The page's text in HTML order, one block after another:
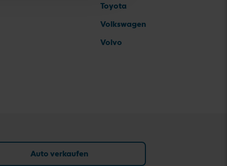
Toyota
Volkswagen
Volvo
Auto verkaufen